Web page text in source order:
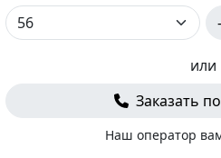
-
или
Заказать
Наш оператор